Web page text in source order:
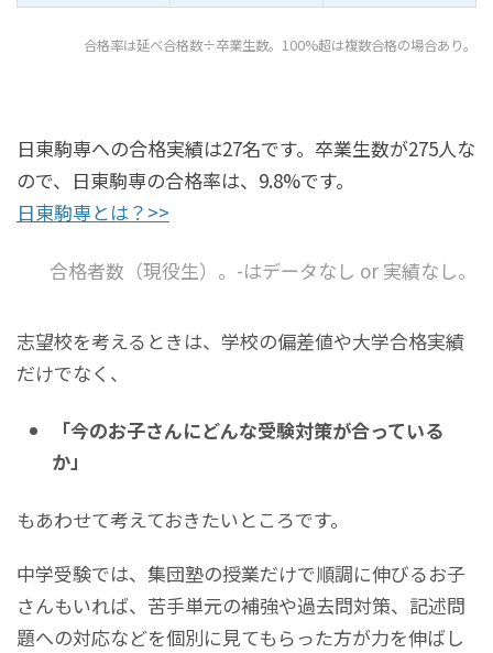
合格率は延べ合格数÷卒業生数。100%超は複数合格の場合あり。
日東駒専への合格実績は27名です。卒業生数が275人な
ので、日東駒専の合格率は、9.8%です。
日東駒専とは？>>
合格者数（現役生）。-はデータなし or 実績なし。
志望校を考えるときは、学校の偏差値や大学合格実績
だけでなく、
「今のお子さんにどんな受験対策が合っている
か」
もあわせて考えておきたいところです。
中学受験では、集団塾の授業だけで順調に伸びるお子
さんもいれば、苦手単元の補強や過去問対策、記述問
題への対応などを個別に見てもらった方が力を伸ばし